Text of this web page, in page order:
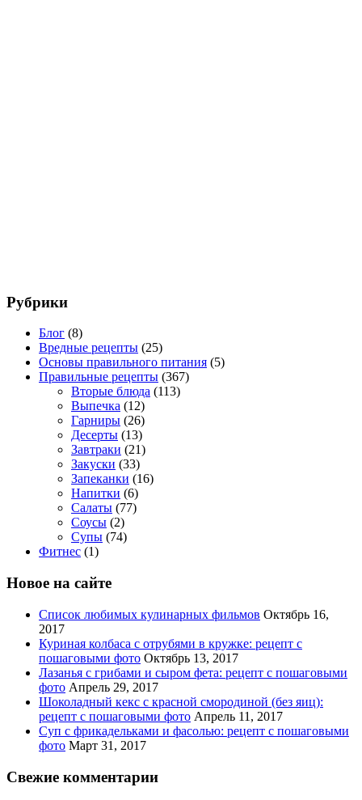
Рубрики
Блог (8)
Вредные рецепты (25)
Основы правильного питания (5)
Правильные рецепты (367)
Вторые блюда (113)
Выпечка (12)
Гарниры (26)
Десерты (13)
Завтраки (21)
Закуски (33)
Запеканки (16)
Напитки (6)
Салаты (77)
Соусы (2)
Супы (74)
Фитнес (1)
Новое на сайте
Список любимых кулинарных фильмов Октябрь 16,
2017
Куриная колбаса с отрубями в кружке: рецепт с
пошаговыми фото Октябрь 13, 2017
Лазанья с грибами и сыром фета: рецепт с пошаговыми
фото Апрель 29, 2017
Шоколадный кекс с красной смородиной (без яиц):
рецепт с пошаговыми фото Апрель 11, 2017
Суп с фрикадельками и фасолью: рецепт с пошаговыми
фото Март 31, 2017
Свежие комментарии